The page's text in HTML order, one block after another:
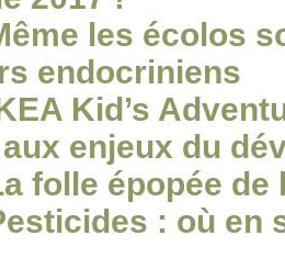
les écolos
endocriniens
Kid’s
enjeux du
folle épopée de
: où en